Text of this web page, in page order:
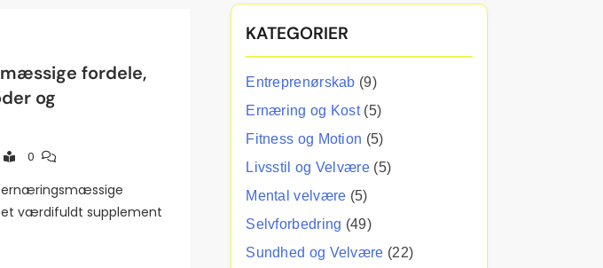
fordele,
og
0
ernæringsmæssige
et værdifuldt supplement
KATEGORIER
Entreprenørskab (9)
Ernæring og Kost(5)
Fitness og Motion (5)
Livsstil og Velvære (5)
Mental velvære (5)
Selvforbedring (49)
Sundhed og Velvære (22)